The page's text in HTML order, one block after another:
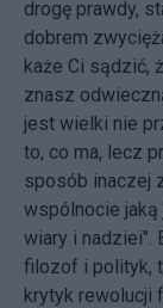
drogę prawdy,
dobrem
każe Ci sądzić,
znasz
jest wielki nie
to, co ma, lecz
sposób inaczej
wspólnocie jaką
wiary i nadziei".
filozof i polityk,
krytyk rewolucji